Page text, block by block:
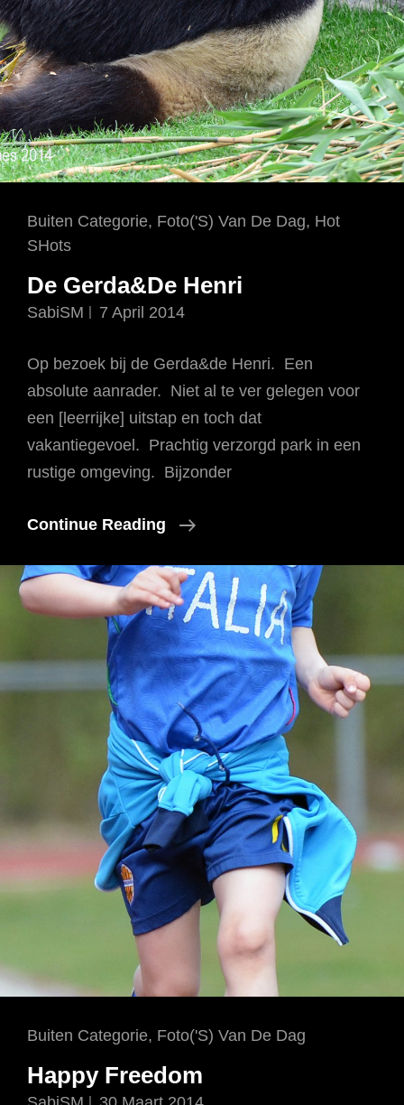
Cat
Links
Buiten Categorie, Foto('s) Van De Dag, Hot
SHots
De Gerda&De Henri
SabiSM 7 April 2014
Op bezoek bij de Gerda&de Henri. Een
absolute aanrader. Niet al te ver gelegen voor
een [leerrijke] uitstap en toch dat
vakantiegevoel. Prachtig verzorgd park in een
rustige omgeving. Bijzonder
Continue Reading
De
Henri
Cat
Buiten Categorie, Foto('s) Van De Dag
Happy Freedom